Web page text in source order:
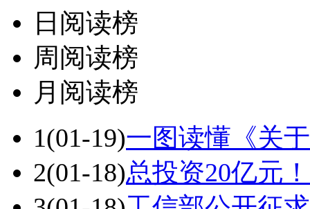
日阅读榜
周阅读榜
月阅读榜
1(01-19)一图读懂《关
2(01-18)总投资20亿元